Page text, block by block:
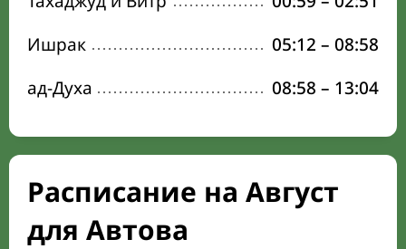
Ишрак
05:12 – 08:58
ад-Духа
08:58 – 13:04
Расписание на Август
для Автова